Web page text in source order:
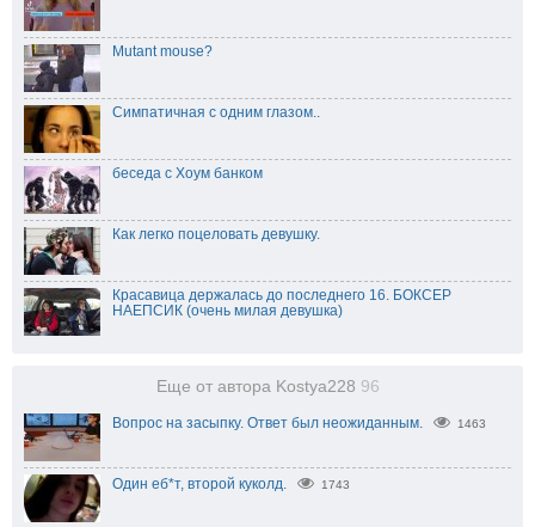
Mutant mouse?
Симпатичная с одним глазом..
беседа с Хоум банком
Как легко поцеловать девушку.
Красавица держалась до последнего 16. БОКСЕР
НАЕПСИК (очень милая девушка)
Еще от автора Kostya228 96
Вопрос на засыпку. Ответ был неожиданным. 1463
Один еб*т, второй куколд. 1743